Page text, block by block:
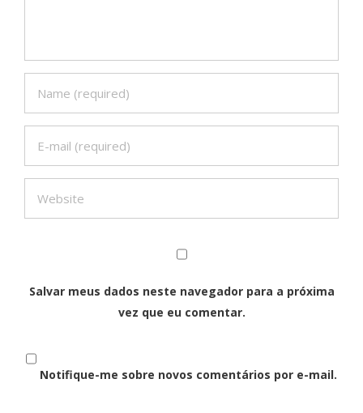
Salvar meus dados neste navegador para a próxima
vez que eu comentar.
Notifique-me sobre novos comentários por e-mail.